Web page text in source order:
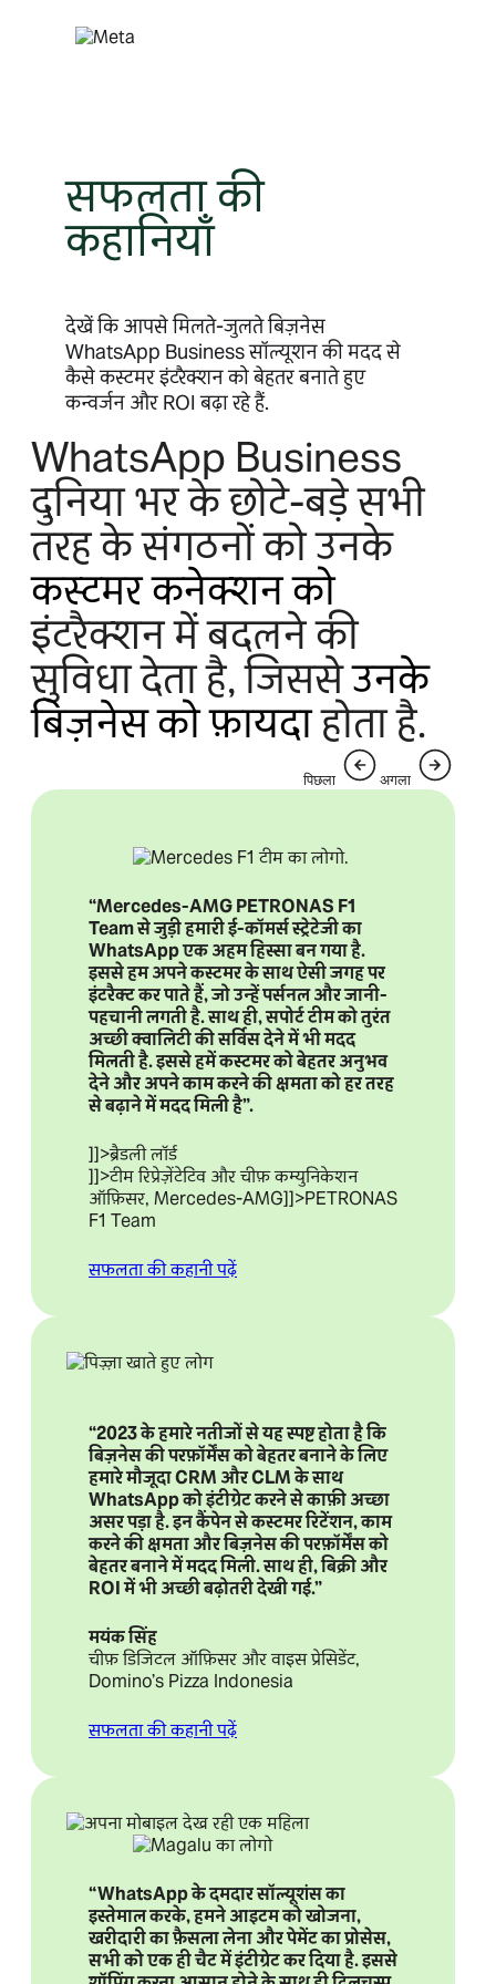
सफलता की
कहानियाँ
देखें कि आपसे मिलते-जुलते बिज़नेस
WhatsApp Business सॉल्यूशन की मदद से
कैसे कस्टमर इंटरैक्शन को बेहतर बनाते हुए
कन्वर्जन और ROI बढ़ा रहे हैं.
WhatsApp Business
दुनिया भर के छोटे-बड़े सभी
तरह के संगठनों को उनके
कस्टमर कनेक्शन को
इंटरैक्शन में बदलने की
सुविधा देता है, जिससेउनके
बिज़नेस को फ़ायदाहोता है.
“Mercedes-AMG PETRONAS F1
Team से जुड़ी हमारी ई-कॉमर्स स्ट्रेटेजी का
WhatsApp एक अहम हिस्सा बन गया है.
इससे हम अपने कस्टमर के साथ ऐसी जगह पर
इंटरैक्ट कर पाते हैं, जो उन्हें पर्सनल और जानी-
पहचानी लगती है. साथ ही, सपोर्ट टीम को तुरंत
अच्छी क्वालिटी की सर्विस देने में भी मदद
मिलती है. इससे हमें कस्टमर को बेहतर अनुभव
देने और अपने काम करने की क्षमता को हर तरह
से बढ़ाने में मदद मिली है”.
]]>ब्रैडली लॉर्ड
]]>टीम रिप्रेज़ेंटेटिव और चीफ़ कम्युनिकेशन
ऑफ़िसर, Mercedes-AMG]]>PETRONAS
F1 Team
सफलता की कहानी पढ़ें
“2023 के हमारे नतीजों से यह स्पष्ट होता है कि
बिज़नेस की परफ़ॉर्मेंस को बेहतर बनाने के लिए
हमारे मौजूदा CRM और CLM के साथ
WhatsApp को इंटीग्रेट करने से काफ़ी अच्छा
असर पड़ा है. इन कैंपेन से कस्टमर रिटेंशन, काम
करने की क्षमता और बिज़नेस की परफ़ॉर्मेंस को
बेहतर बनाने में मदद मिली. साथ ही, बिक्री और
ROI में भी अच्छी बढ़ोतरी देखी गई.”
मयंक सिंह
चीफ़ डिजिटल ऑफ़िसर और वाइस प्रेसिडेंट,
Domino’s Pizza Indonesia
सफलता की कहानी पढ़ें
“WhatsApp के दमदार सॉल्यूशंस का
इस्तेमाल करके, हमने आइटम को खोजना,
खरीदारी का फ़ैसला लेना और पेमेंट का प्रोसेस,
सभी को एक ही चैट में इंटीग्रेट कर दिया है. इससे
पिछला अगला